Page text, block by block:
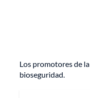
Los promotores de
bioseguridad.